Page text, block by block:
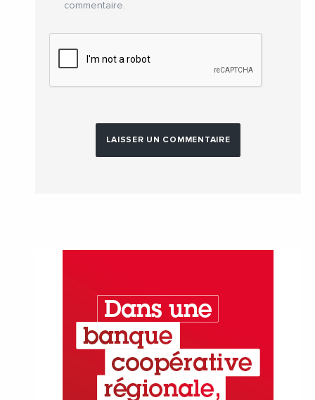
commentaire.